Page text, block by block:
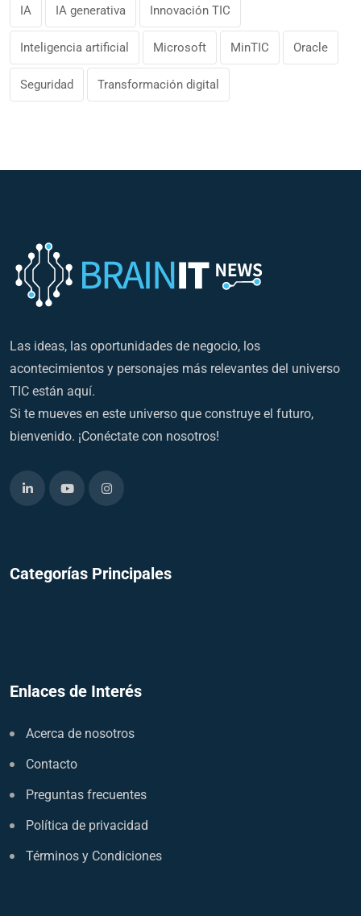
IA IA generativa Innovación TIC
Inteligencia artificial Microsoft MinTIC Oracle
Seguridad Transformación digital
Las ideas, las oportunidades de negocio, los
acontecimientos y personajes más relevantes del universo
TIC están aquí.
Si te mueves en este universo que construye el futuro,
bienvenido. ¡Conéctate con nosotros!
Categorías Principales
Enlaces de Interés
Acerca de nosotros
Contacto
Preguntas frecuentes
Política de privacidad
Términos y Condiciones